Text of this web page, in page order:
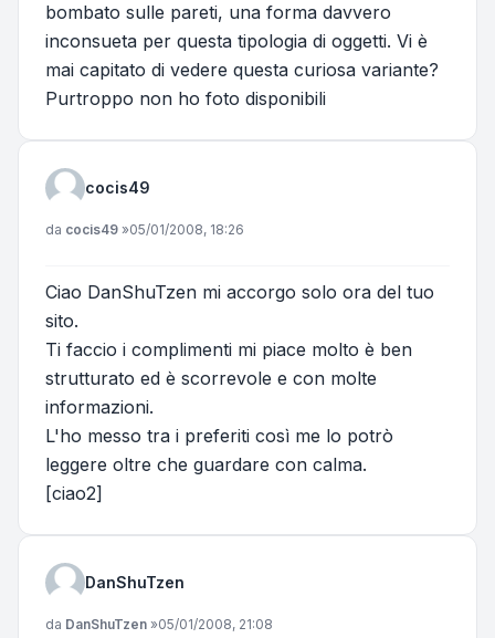
bombato sulle pareti, una forma davvero
inconsueta per questa tipologia di oggetti. Vi è
mai capitato di vedere questa curiosa variante?
Purtroppo non ho foto disponibili
cocis49
Messaggio
da cocis49 »05/01/2008, 18:26
Ciao DanShuTzen mi accorgo solo ora del tuo
sito.
Ti faccio i complimenti mi piace molto è ben
strutturato ed è scorrevole e con molte
informazioni.
L'ho messo tra i preferiti così me lo potrò
leggere oltre che guardare con calma.
[ciao2]
DanShuTzen
Messaggio
da DanShuTzen »05/01/2008, 21:08